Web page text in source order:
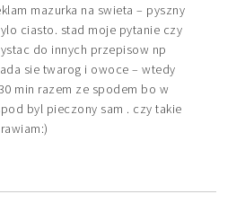
mazurka na swieta – pyszny
ciasto. stad moje pytanie czy
do innych przepisow np
sie twarog i owoce – wtedy
min razem ze spodem bo w
byl pieczony sam . czy takie